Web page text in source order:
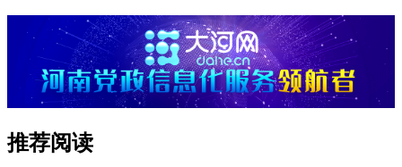
推荐阅读